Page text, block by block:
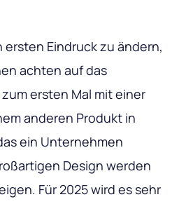
ersten Eindruck zu ändern,
achten auf das
ersten Mal mit einer
anderen Produkt in
ein Unternehmen
Design werden
Für 2025 wird es sehr